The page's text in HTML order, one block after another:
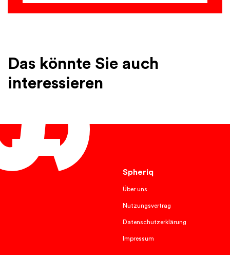
Das könnte Sie auch
interessieren
Spheriq
Über uns
Nutzungsvertrag
Datenschutzerklärung
Impressum